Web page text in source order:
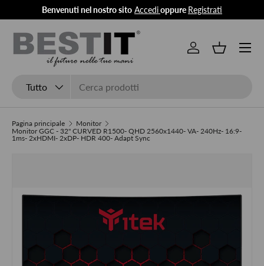
Passa ai contenuti
Benvenuti nel nostro sito Accedioppure Registrati
Tutto
AccediCestino
Menu
Pagina principale
Monitor
Monitor GGC - 32" CURVED R1500- QHD 2560x1440- VA- 240Hz- 16:9-
1ms- 2xHDMI- 2xDP- HDR 400- Adapt Sync